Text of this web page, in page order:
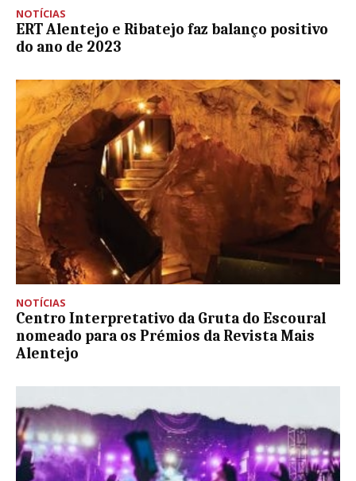
NOTÍCIAS
ERT Alentejo e Ribatejo faz balanço positivo
do ano de 2023
NOTÍCIAS
Centro Interpretativo da Gruta do Escoural
nomeado para os Prémios da Revista Mais
Alentejo